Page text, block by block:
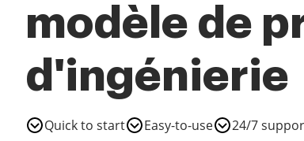
modèle de
d'ingénierie
Quick to start Easy-to-use 24/7